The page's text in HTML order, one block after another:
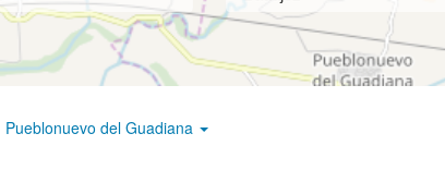
Pueblonuevo del Guadiana